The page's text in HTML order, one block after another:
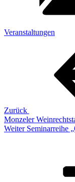
Veranstaltungen
Zurück
Monzeler
Nächster
Weiter Seminarreihe